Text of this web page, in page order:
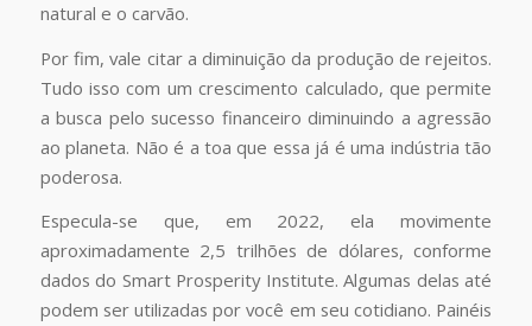
natural e o carvão.
Por fim, vale citar a diminuição da produção de rejeitos.
Tudo isso com um crescimento calculado, que permite
a busca pelo sucesso financeiro diminuindo a agressão
ao planeta. Não é a toa que essa já é uma indústria tão
poderosa.
Especula-se que, em 2022, ela movimente
aproximadamente 2,5 trilhões de dólares, conforme
dados do Smart Prosperity Institute. Algumas delas até
podem ser utilizadas por você em seu cotidiano. Painéis